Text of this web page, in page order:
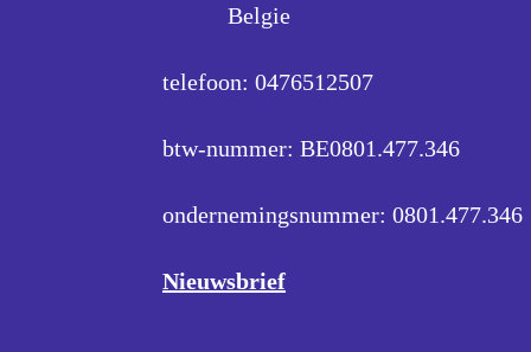
Belgie
telefoon: 0476512507
btw-nummer: BE0801.477.346
ondernemingsnummer: 0801.477.346
Nieuwsbrief